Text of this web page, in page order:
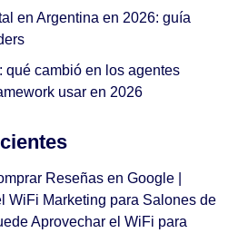
en Argentina en 2026: guía
qué cambió en los agentes
usar en 2026
Reseñas en Google |
WiFi Marketing para Salones de
Aprovechar el WiFi para